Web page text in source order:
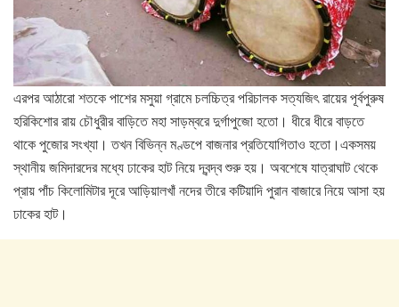
এরপর আঠারো শতকে পাশের মসুয়া গ্রামে চলচ্চিত্র পরিচালক সত্যজিৎ রায়ের পূর্বপুরুষ
হরিকিশোর রায় চৌধুরীর বাড়িতে মহা সাড়ম্বরে দুর্গাপুজো হতো। ধীরে ধীরে বাড়তে
থাকে পুজোর সংখ্যা। তখন বিভিন্ন মণ্ডপে বাজনার প্রতিযোগিতাও হতো।একসময়
স্থানীয় জমিদারদের মধ্যে ঢাকের হাট নিয়ে দ্বন্দ্ব শুরু হয়। অবশেষে যাত্রাঘাট থেকে
প্রায় পাঁচ কিলোমিটার দূরে আড়িয়ালখাঁ নদের তীরে কটিয়াদি পুরান বাজারে নিয়ে আসা হয়
ঢাকের হাট।